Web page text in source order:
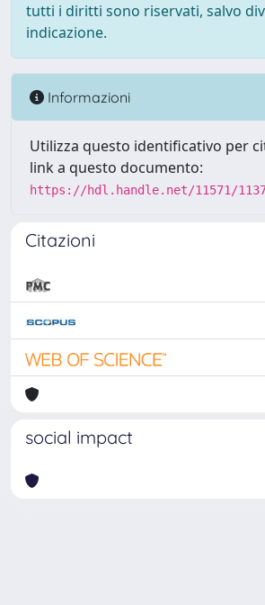
tutti i diritti sono riservati, salvo
indicazione.
Informazioni
Utilizza questo identificativo per
link a questo documento:
https://hdl.handle.net/11571/
Citazioni
social impact